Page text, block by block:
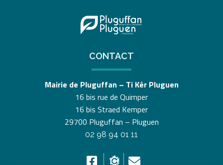
CONTACT
Mairie de Pluguffan – Ti Kêr Pluguen
16 bis rue de Quimper
16 bis Straed Kemper
29700 Pluguffan – Pluguen
02 98 94 01 11